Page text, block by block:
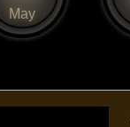
May